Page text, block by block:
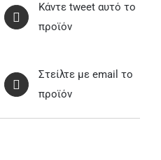
Κάντε tweet αυτό το
προϊόν
Στείλτε με email το
προϊόν